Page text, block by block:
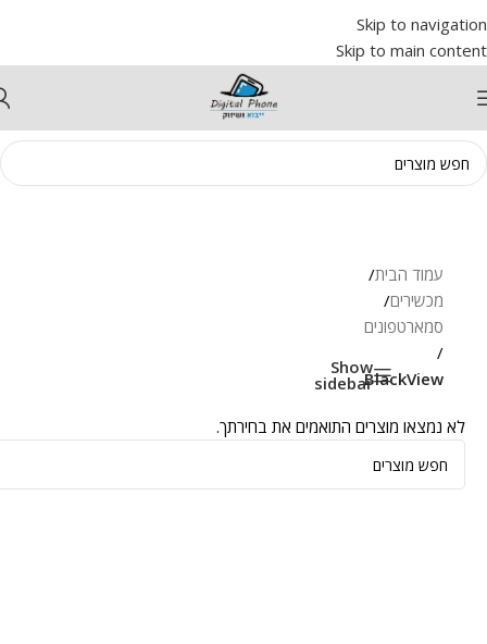
Skip to navigation
Skip to main content
עמוד הבית/
מכשירים/
סמארטפונים
/
BlackView
Show
sidebar
לא נמצאו מוצרים התואמים את בחירתך.